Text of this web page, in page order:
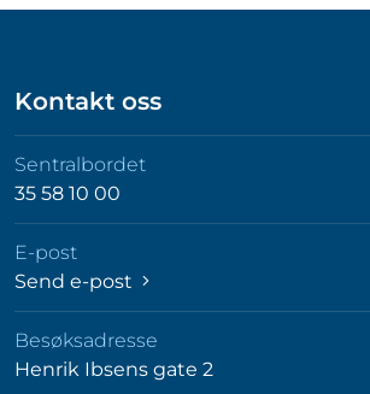
Kontakt oss
Sentralbordet
35 58 10 00
E-post
Send e-post
Besøksadresse
Henrik Ibsens gate 2